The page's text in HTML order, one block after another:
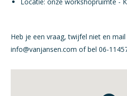
Heb je een vraag, twijfel niet en
info@vanjansen.com of bel 06-